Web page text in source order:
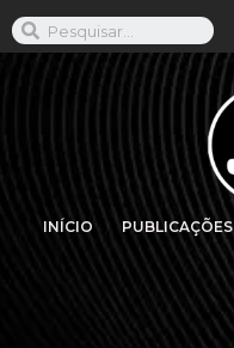
INÍCIO PUBLICAÇÕES